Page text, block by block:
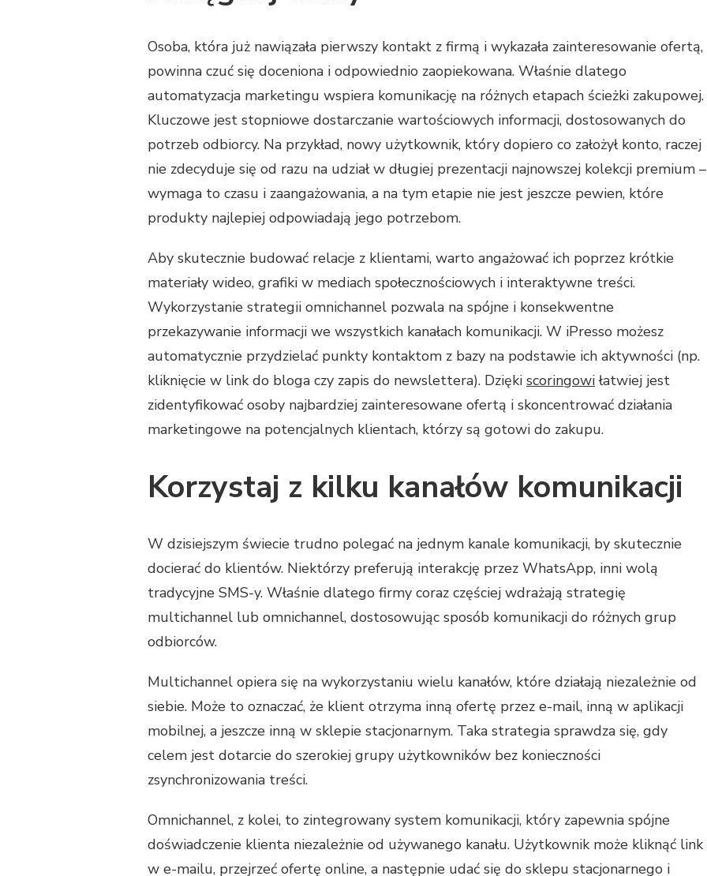
Osoba, która już nawiązała pierwszy kontakt z firmą i wykazała zainteresowanie ofertą,
powinna czuć się doceniona i odpowiednio zaopiekowana. Właśnie dlatego
automatyzacja marketingu wspiera komunikację na różnych etapach ścieżki zakupowej.
Kluczowe jest stopniowe dostarczanie wartościowych informacji, dostosowanych do
potrzeb odbiorcy. Na przykład, nowy użytkownik, który dopiero co założył konto, raczej
nie zdecyduje się od razu na udział w długiej prezentacji najnowszej kolekcji premium –
wymaga to czasu i zaangażowania, a na tym etapie nie jest jeszcze pewien, które
produkty najlepiej odpowiadają jego potrzebom.
Aby skutecznie budować relacje z klientami, warto angażować ich poprzez krótkie
materiały wideo, grafiki w mediach społecznościowych i interaktywne treści.
Wykorzystanie strategii omnichannel pozwala na spójne i konsekwentne
przekazywanie informacji we wszystkich kanałach komunikacji. W iPresso możesz
automatycznie przydzielać punkty kontaktom z bazy na podstawie ich aktywności (np.
kliknięcie w link do bloga czy zapis do newslettera). Dzięki scoringowiłatwiej jest
zidentyfikować osoby najbardziej zainteresowane ofertą i skoncentrować działania
marketingowe na potencjalnych klientach, którzy są gotowi do zakupu.
Korzystaj z kilku kanałów komunikacji
W dzisiejszym świecie trudno polegać na jednym kanale komunikacji, by skutecznie
docierać do klientów. Niektórzy preferują interakcję przez WhatsApp, inni wolą
tradycyjne SMS-y. Właśnie dlatego firmy coraz częściej wdrażają strategię
multichannel lub omnichannel, dostosowując sposób komunikacji do różnych grup
odbiorców.
Multichannel opiera się na wykorzystaniu wielu kanałów, które działają niezależnie od
siebie. Może to oznaczać, że klient otrzyma inną ofertę przez e-mail, inną w aplikacji
mobilnej, a jeszcze inną w sklepie stacjonarnym. Taka strategia sprawdza się, gdy
celem jest dotarcie do szerokiej grupy użytkowników bez konieczności
zsynchronizowania treści.
Omnichannel, z kolei, to zintegrowany system komunikacji, który zapewnia spójne
doświadczenie klienta niezależnie od używanego kanału. Użytkownik może kliknąć link
w e-mailu, przejrzeć ofertę online, a następnie udać się do sklepu stacjonarnego i